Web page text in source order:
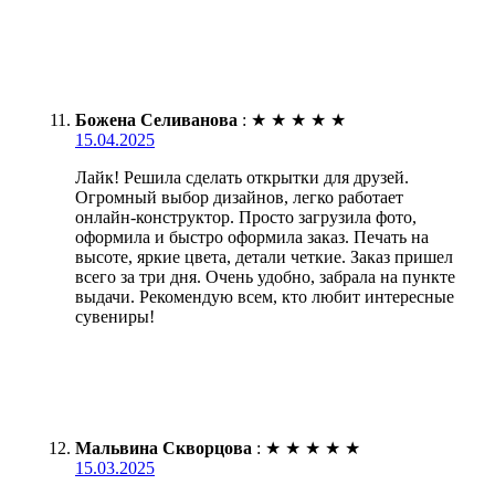
Божена Селиванова : ★ ★ ★ ★ ★
15.04.2025
Лайк! Решила сделать открытки для друзей.
Огромный выбор дизайнов, легко работает
онлайн-конструктор. Просто загрузила фото,
оформила и быстро оформила заказ. Печать на
высоте, яркие цвета, детали четкие. Заказ пришел
всего за три дня. Очень удобно, забрала на пункте
выдачи. Рекомендую всем, кто любит интересные
сувениры!
Мальвина Скворцова : ★ ★ ★ ★ ★
15.03.2025